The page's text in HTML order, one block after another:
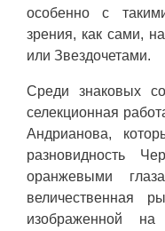
особенно с
зрения, как сами,
или Звездочетами.
Среди знаковых
селекционная
Андрианова,
разновидность
оранжевыми
величественная
изображенной